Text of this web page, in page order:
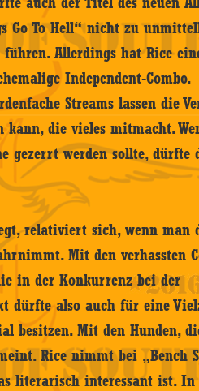
Go To Hell“ nicht zu
Allerdings hat Rice
Independent-Combo.
Streams lassen die
kann, die vieles mitmacht.
gezerrt werden sollte, dürfte
relativiert sich, wenn man
Mit den verhassten
in der Konkurrenz bei der
dürfte also auch für eine
besitzen. Mit den Hunden,
Rice nimmt bei „Bench
literarisch interessant ist. In